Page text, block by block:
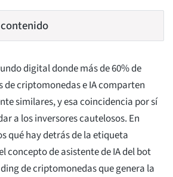
digital donde más de 60% de
de criptomonedas e IA comparten
similares, y esa coincidencia por sí
a los inversores cautelosos. En
qué hay detrás de la etiqueta
concepto de asistente de IA del bot
de criptomonedas que genera la